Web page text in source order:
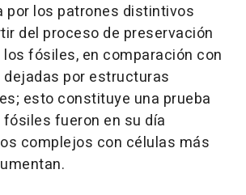
por los patrones distintivos
del proceso de preservación
fósiles, en comparación con
por estructuras
esto constituye una prueba
fueron en su día
complejos con células más